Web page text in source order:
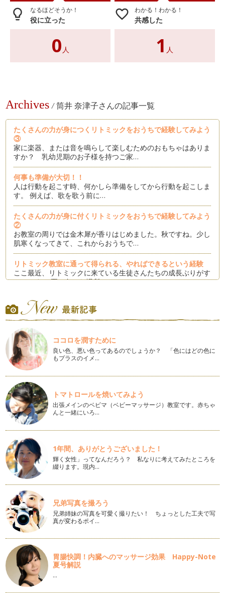
lightbulb_outline なるほどそうか！
役に立った
0 人
favorite_border わかる！わかる！
共感した
1 人
Archives / 筒井 奈津子さんの記事一覧
たくさんの力が身につくリトミックをおうちで経験してみよう
③
家に楽器、または音を鳴らして楽しむためのおもちゃはありま
すか？ 乳幼児期のお子様を持つご家…
何事も準備が大切！！
人は行動を起こす時、何かしら準備をしてから行動を起こしま
す。 例えば、歌を歌う前に…
たくさんの力が身に付くリトミックをおうちで経験してみよう
②
お教室の周りでは金木犀が香りはじめました。秋ですね。少し
肌寒くなってきて、これからおうちで…
リトミック教室に通って得られる、やればできるという経験
ここ最近、リトミックに来ている生徒さんたちの成長ぶりがす
ごいです！ 夏に色々な場所…
集団生活に入る前に自制心を身につけよう
こちらのコラムではもう何回も取り上げていますが、リトミッ
クには、音楽が聴こえてきたら身体を…
アクシデントを乗り越える力、身についていますか？
日常では、予測不可能な出来事、アクシデントがよく起こりま
す。 ここ一番、なんて時に…
将来、自分の事は自分で決められる人になる為に今からできる
事
十月十日、自分と一緒にいた赤ちゃんがこの世に生まれてき
て、最初はずっとベッドに寝たまんまで…
目的に見合った力を出すためには
人は何か行動を起こす時には、無意識に色々な事を考えます。
例えば、道に小さな石が落…
手遊びのすすめ
手指を使って遊ぶ事＝手遊び と思われるかもしれませんが、
子育て・保育の場…
言語習得にも役立つリトミック☆
人間がこの世に生まれてきた時は、言葉をしゃべることができ
ません。しかし、喃語を話し始めたと…
握力・手首の柔軟性を身につけ、怪我から子どもを守ろう
この時期によく聞かれるお子様のお悩みがこちら。 幼稚園・
保育…
たくさんの力が身につくリトミックをおうちで経験してみよう
ココロを潤すために
良い色、悪い色ってあるのでしょうか？ 「色にはどの色に
もプラスのイメ…
トマトロールを焼いてみよう
出張メインのベビマ（ベビーマッサージ）教室です。赤ちゃ
んと一緒にいろ…
1年間、ありがとうございました！
輝く女性」ってなんだろう？ 私なりに考えてみたところを
綴ります。現内…
兄弟写真を撮ろう
兄弟姉妹の写真を可愛く撮りたい！ ちょっとした工夫で写
真が変わるポイ…
胃腸快調！内臓へのマッサージ効果 Happy-Note
夏号解説
…